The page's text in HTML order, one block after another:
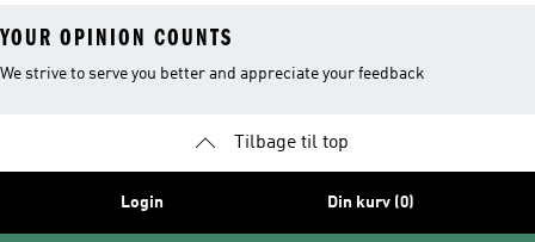
YOUR OPINION COUNTS
We strive to serve you better and appreciate your feedback
Tilbage til top
Login Din kurv (0)